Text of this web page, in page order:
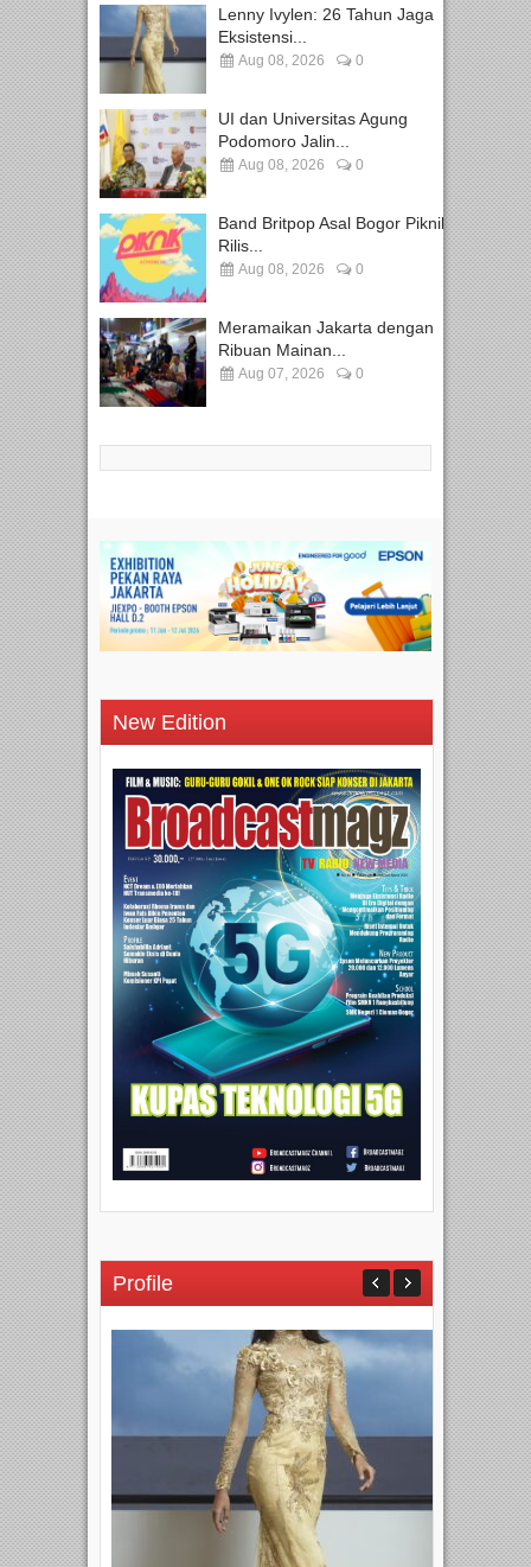
Lenny Ivylen: 26 Tahun Jaga
Eksistensi...
Aug 08, 2026 0
UI dan Universitas Agung
Podomoro Jalin...
Aug 08, 2026 0
Band Britpop Asal Bogor Piknik
Rilis...
Aug 08, 2026 0
Meramaikan Jakarta dengan
Ribuan Mainan...
Aug 07, 2026 0
New Edition
Profile